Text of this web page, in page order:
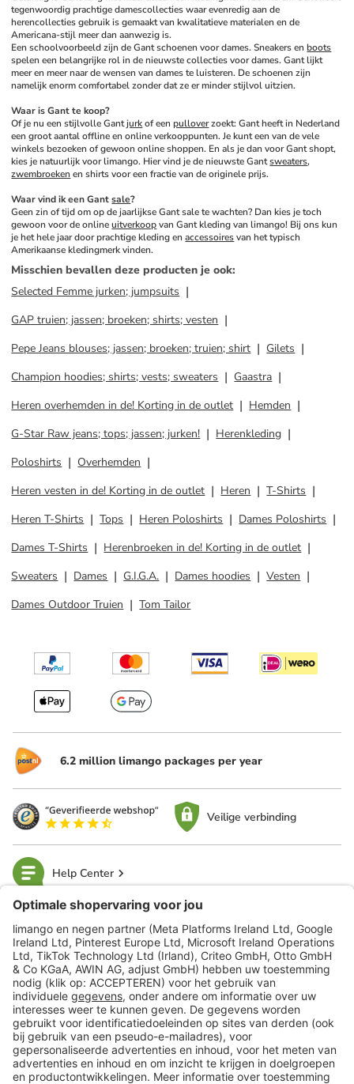
tegenwoordig prachtige damescollecties waar evenredig aan de
herencollecties gebruik is gemaakt van kwalitatieve materialen en de
Americana-stijl meer dan aanwezig is.
Een schoolvoorbeeld zijn de Gant schoenen voor dames. Sneakers en boots
spelen een belangrijke rol in de nieuwste collecties voor dames. Gant lijkt
meer en meer naar de wensen van dames te luisteren. De schoenen zijn
namelijk enorm comfortabel zonder dat ze er minder stijlvol uitzien.
Waar is Gant te koop?
Of je nu een stijlvolle Gant jurk of een pullover zoekt: Gant heeft in Nederland
een groot aantal offline en online verkooppunten. Je kunt een van de vele
winkels bezoeken of gewoon online shoppen. En als je dan voor Gant shopt,
kies je natuurlijk voor limango. Hier vind je de nieuwste Gant sweaters
zwembroeken en shirts voor een fractie van de originele prijs.
Waar vind ik een Gant sale?
Geen zin of tijd om op de jaarlijkse Gant sale te wachten? Dan kies je toch
gewoon voor de online uitverkoop van Gant kleding van limango! Bij ons kun
je het hele jaar door prachtige kleding en accessoires van het typisch
Amerikaanse kledingmerk vinden.
Misschien bevallen deze producten je ook:
Selected Femme jurken; jumpsuits
GAP truien; jassen; broeken; shirts; vesten
Pepe Jeans blouses; jassen; broeken; truien; shirt
Gilets
Champion hoodies; shirts; vests; sweaters
Gaastra
Heren overhemden in de! Korting in de outlet
Hemden
G-Star Raw jeans; tops; jassen; jurken!
Herenkleding
Poloshirts
Overhemden
Heren vesten in de! Korting in de outlet
Heren
T-Shirts
Heren T-Shirts
Tops Heren Poloshirts
Dames Poloshirts
Dames T-Shirts
Herenbroeken in de! Korting in de outlet
Sweaters
Dames G.I.G.A. Dames hoodies
Vesten
Dames Outdoor Truien
Tom Tailor
6.2 million limango packages per year
Veilige verbinding
Help Center
limango
Veilig winkelen
Klantenservice
Shop
Acties